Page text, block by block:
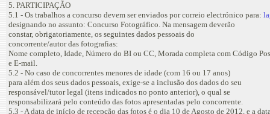
5. PARTICIPAÇÃO
5.1 - Os trabalhos a concurso devem ser enviados por correio electrónico para:
designando no assunto: Concurso Fotográfico. Na mensagem deverão
constar, obrigatoriamente, os seguintes dados pessoais do
concorrente/autor das fotografias:
Nome completo, Idade, Número do BI ou CC, Morada completa com Código
e E-mail.
5.2 - No caso de concorrentes menores de idade (com 16 ou 17 anos)
para além dos seus dados pessoais, exige-se a inclusão dos dados do seu
responsável/tutor legal (itens indicados no ponto anterior), o qual se
responsabilizará pelo conteúdo das fotos apresentadas pelo concorrente.
5.3 - A data de início de recepção das fotos é o dia 10 de Agosto de 2012, e a